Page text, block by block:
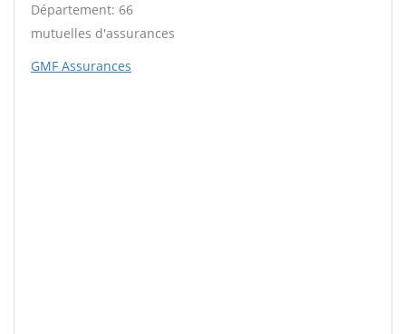
Département: 66
mutuelles d'assurances
GMF Assurances